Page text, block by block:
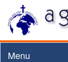
Menu